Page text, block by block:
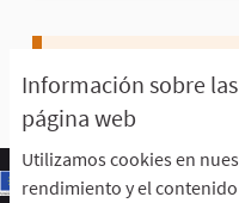
Información sobre
página web
Utilizamos cookies en
rendimiento y el